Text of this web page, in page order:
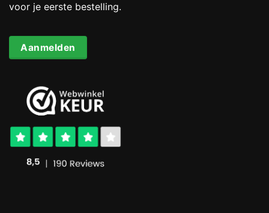
voor je eerste bestelling.
Aanmelden